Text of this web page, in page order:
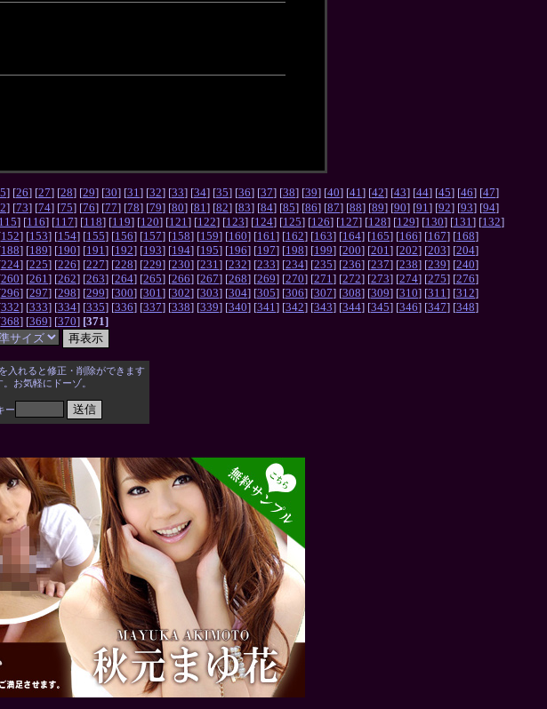
] [26] [27] [28] [29] [30] [31] [32] [33] [34] [35] [36] [37] [38] [39] [40] [41] [42] [43] [44] [45] [46] [47]
] [73] [74] [75] [76] [77] [78] [79] [80] [81] [82] [83] [84] [85] [86] [87] [88] [89] [90] [91] [92] [93] [94]
115] [116] [117] [118] [119] [120] [121] [122] [123] [124] [125] [126] [127] [128] [129] [130] [131] [132]
152] [153] [154] [155] [156] [157] [158] [159] [160] [161] [162] [163] [164] [165] [166] [167] [168]
188] [189] [190] [191] [192] [193] [194] [195] [196] [197] [198] [199] [200] [201] [202] [203] [204]
224] [225] [226] [227] [228] [229] [230] [231] [232] [233] [234] [235] [236] [237] [238] [239] [240]
260] [261] [262] [263] [264] [265] [266] [267] [268] [269] [270] [271] [272] [273] [274] [275] [276]
296] [297] [298] [299] [300] [301] [302] [303] [304] [305] [306] [307] [308] [309] [310] [311] [312]
332] [333] [334] [335] [336] [337] [338] [339] [340] [341] [342] [343] [344] [345] [346] [347] [348]
368] [369] [370] [371]
入れると修正・削除ができます
お気軽にドーゾ。
ー